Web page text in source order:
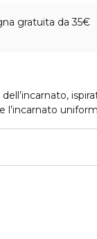
gratuita da 35€